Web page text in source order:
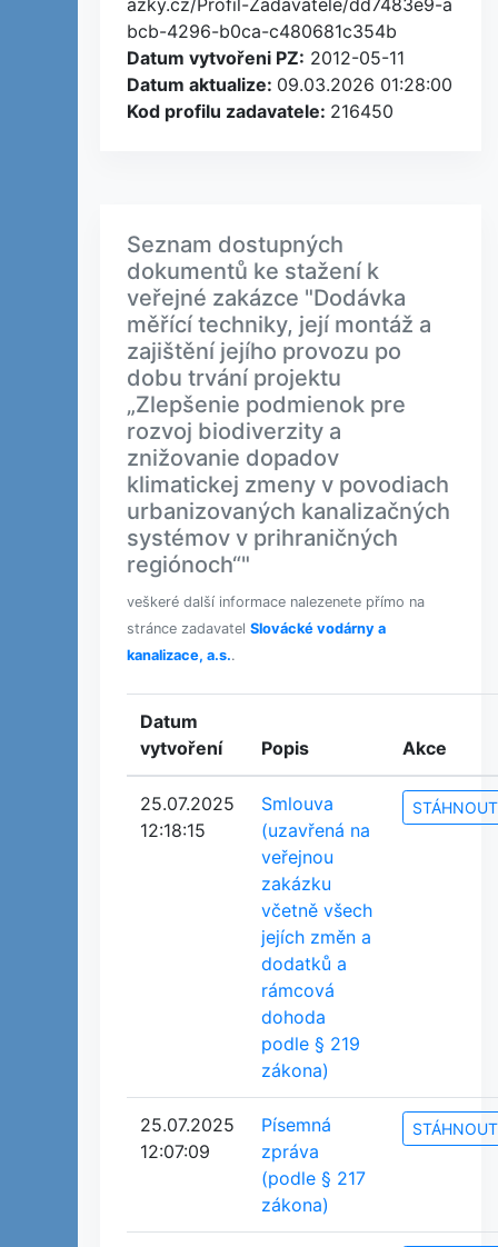
azky.cz/Profil-Zadavatele/dd7483e9-a
bcb-4296-b0ca-c480681c354b
Datum vytvořeni PZ: 2012-05-11
Datum aktualize: 09.03.2026 01:28:00
Kod profilu zadavatele: 216450
Seznam dostupných
dokumentů ke stažení k
veřejné zakázce "Dodávka
měřící techniky, její montáž a
zajištění jejího provozu po
dobu trvání projektu
„Zlepšenie podmienok pre
rozvoj biodiverzity a
znižovanie dopadov
klimatickej zmeny v povodiach
urbanizovaných kanalizačných
systémov v prihraničných
regiónoch“"
veškeré další informace nalezenete přímo na
stránce zadavatel Slovácké vodárny a
kanalizace, a.s..
Datum
vytvoření
Popis Akce
25.07.2025
12:18:15
Smlouva
(uzavřená na
veřejnou
zakázku
včetně všech
jejích změn a
dodatků a
rámcová
dohoda
podle § 219
zákona)
STÁHNOUT
25.07.2025
12:07:09
Písemná
zpráva
(podle § 217
zákona)
STÁHNOUT